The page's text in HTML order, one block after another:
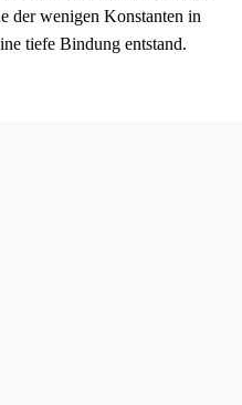
der wenigen Konstanten in
tiefe Bindung entstand.